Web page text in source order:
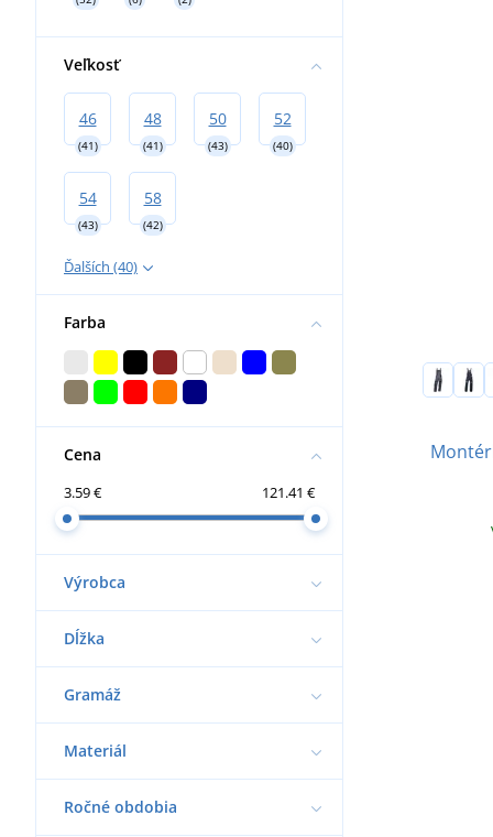
Veľkosť
46
(41)
48
(41)
50
(43)
52
(40)
54
(43)
58
(42)
Ďalších (40)
Farba
Cena
3.59 € 121.41 €
Výrobca
Dĺžka
Gramáž
Materiál
Ročné obdobia